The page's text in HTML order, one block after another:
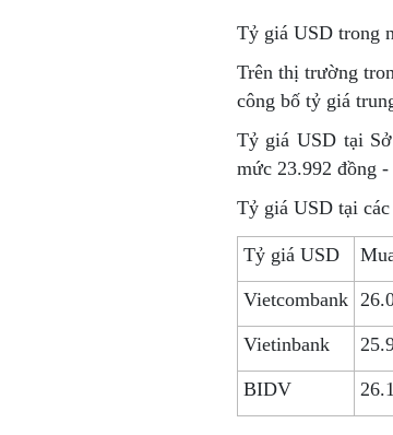
Tỷ giá USDtrong
Trên thị trường
công bố tỷ giá
Tỷ giá USD tại
mức 23.992 đồng
Tỷ giá USD tại các
Tỷ giá USD
Vietcombank
Vietinbank
BIDV